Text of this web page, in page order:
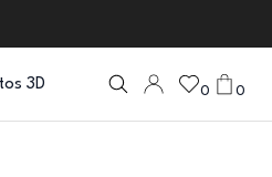
3D 0 0